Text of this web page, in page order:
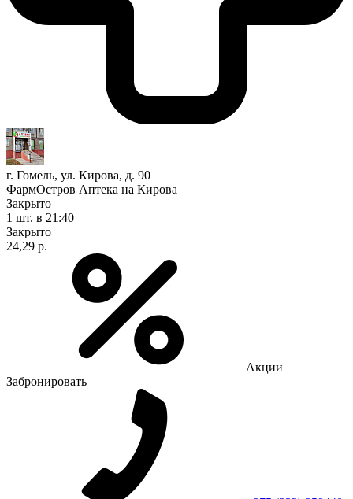
г. Гомель, ул. Кирова, д. 90
ФармОстров Аптека на Кирова
Закрыто
1 шт. в 21:40
Закрыто
24,29 р.
Акции
Забронировать